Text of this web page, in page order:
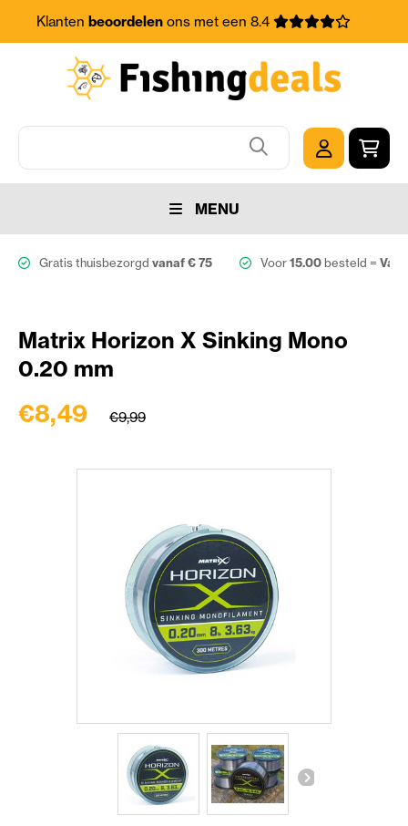
Klanten beoordelenons met een 8.4
MENU
Gratis thuisbezorgd vanaf € 75 Voor15.00besteld =
Matrix Horizon X Sinking Mono
0.20 mm
€8,49 €9,99